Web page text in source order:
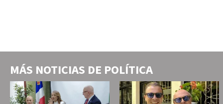
MÁS NOTICIAS DE POLÍTICA